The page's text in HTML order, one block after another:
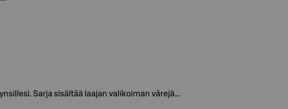
Sarja sisältää laajan valikoiman värejä…